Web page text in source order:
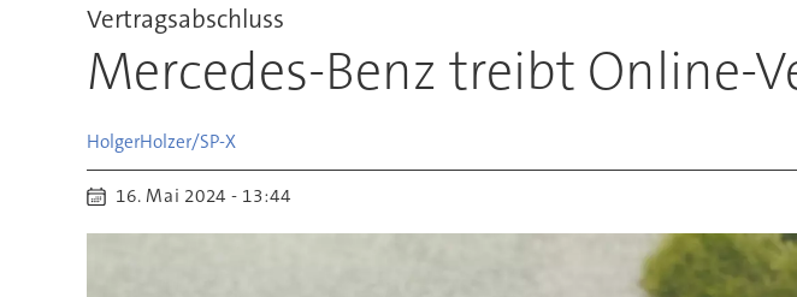
Vertragsabschluss
Mercedes-Benz treibt Online-
HolgerHolzer/SP-X
16. Mai 2024 - 13:44